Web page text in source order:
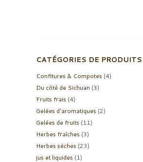
CATÉGORIES DE PRODUITS
Confitures & Compotes (4)
Du côté de Sichuan (3)
Fruits frais (4)
Gelées d'aromatiques (2)
Gelées de fruits (11)
Herbes fraîches (3)
Herbes sèches (23)
jus et liquides (1)